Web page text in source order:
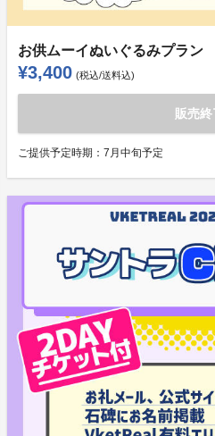
お供ムーイぬいぐるみプラン
¥3,400 (税込/送料込)
販売終
ご提供予定時期： 7月中旬予定